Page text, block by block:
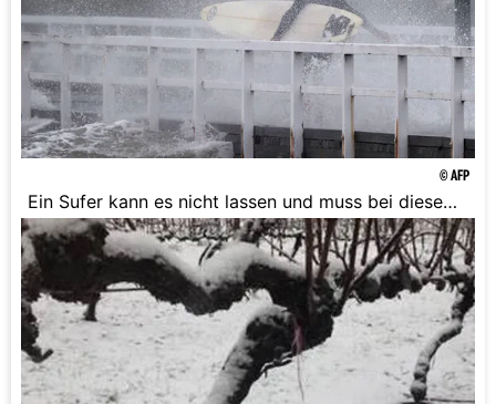
© AFP
Ein Sufer kann es nicht lassen und muss bei diesem
Wind ins Wasser.